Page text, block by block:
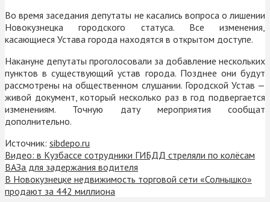
Во время заседания депутаты не касались вопроса о лишении
Новокузнецка городского статуса. Все изменения,
касающиеся Устава города находятся в открытом доступе.
Накануне депутаты проголосовали за добавление нескольких
пунктов в существующий устав города. Позднее они будут
рассмотрены на общественном слушании. Городской Устав —
живой документ, который несколько раз в год подвергается
изменениям. Точную дату мероприятия сообщат
дополнительно.
Источник: sibdepo.ru
Видео: в Кузбассе сотрудники ГИБДД стреляли по колёсам
ВАЗа для задержания водителя
В Новокузнецке недвижимость торговой сети «Солнышко»
продают за 442 миллиона